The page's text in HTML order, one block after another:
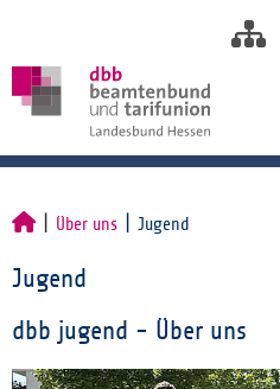
Über uns Jugend
Jugend
dbb jugend - Über uns